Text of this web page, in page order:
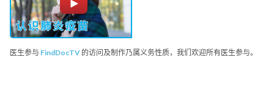
医生参与 FindDocTV 的访问及制作乃属义务性质，我们欢迎所有医生参与。